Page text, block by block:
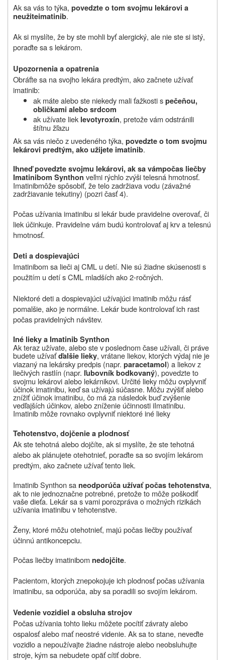
Ak sa vás to týka, povedzte o tom svojmu lekárovi a
neužiteimatinib.
Ak si myslíte, že by ste mohli byť alergický, ale nie ste si istý,
poraďte sa s lekárom.
Upozornenia a opatrenia
Obráťte sa na svojho lekára predtým, ako začnete užívať
imatinib:
ak máte alebo ste niekedy mali ťažkosti spečeňou,
obličkami alebo srdcom
ak užívate liek levotyroxín, pretože vám odstránili
štítnu žľazu
Ak sa vás niečo z uvedeného týka, povedzte o tom svojmu
lekárovi predtým, ako užijete imatinib.
Ihneď povedzte svojmu lekárovi,ak sa vámpočas liečby
Imatinibom Synthon veľmi rýchlo zvýši telesná hmotnosť.
Imatinibmôže spôsobiť, že telo zadržiava vodu (závažné
zadržiavanie tekutiny) (pozri časť 4).
Počas užívania imatinibu si lekár bude pravidelne overovať, či
liek účinkuje. Pravidelne vám budú kontrolovať aj krv a telesnú
hmotnosť.
Deti a dospievajúci
Imatinibom sa lieči aj CML u detí. Nie sú žiadne skúsenosti s
použitím u detí s CML mladších ako 2-ročných.
Niektoré deti a dospievajúci užívajúci imatinib môžu rásť
pomalšie, ako je normálne. Lekár bude kontrolovať ich rast
počas pravidelných návštev.
Iné lieky a Imatinib Synthon
Ak teraz užívate, alebo ste v poslednom čase užívali, či práve
budete užívaťďalšie lieky, vrátane liekov, ktorých výdaj nie je
viazaný na lekársky predpis (napr. paracetamol) a liekov z
liečivých rastlín (napr. ľubovník bodkovaný), povedzte to
svojmu lekárovi alebo lekárnikovi. Určité lieky môžu ovplyvniť
účinok imatinibu, keď sa užívajú súčasne. Môžu zvýšiť alebo
znížiť účinok imatinibu, čo má za následok buď zvýšenie
vedľajších účinkov, alebo zníženie účinnosti iImatinibu.
Imatinib môže rovnako ovplyvniť niektoré iné lieky
Tehotenstvo, dojčenie a plodnosť
Ak ste tehotná alebo dojčíte, ak si myslíte, že ste tehotná
alebo ak plánujete otehotnieť, poraďte sa so svojím lekárom
predtým, ako začnete užívať tento liek.
Imatinib Synthon sa neodporúča užívať počas tehotenstva,
ak to nie jednoznačne potrebné, pretože to môže poškodiť
vaše dieťa. Lekár sa s vami porozpráva o možných rizikách
užívania imatinibu v tehotenstve.
Ženy, ktoré môžu otehotnieť, majú počas liečby používať
účinnú antikoncepciu.
Počas liečby imatinibom nedojčite.
Pacientom, ktorých znepokojuje ich plodnosť počas užívania
imatinibu, sa odporúča, aby sa poradili so svojím lekárom.
Vedenie vozidiel a obsluha strojov
Počas užívania tohto lieku môžete pocítiť závraty alebo
ospalosť alebo mať neostré videnie. Ak sa to stane, neveďte
vozidlo a nepoužívajte žiadne nástroje alebo neobsluhujte
stroje, kým sa nebudete opäť cítiť dobre.